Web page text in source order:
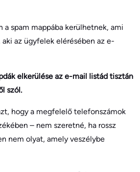
a spam mappába kerülhetnek, ami
az ügyfelek elérésében az e-
elkerülése az e-mail listád tisztán
szól.
hogy a megfelelő telefonszámok
– nem szeretné, ha rossz
nem olyat, amely veszélybe